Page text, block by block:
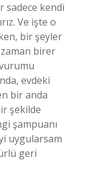
sadece kendi
Ve işte o
bir şeyler
zaman birer
evdeki
bir anda
şekilde
şampuanı
uygularsam
geri